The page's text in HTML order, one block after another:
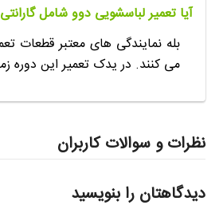
آیا تعمیر لباسشویی دوو شامل
بله نمایندگی های معتبر قطعات
می کنند. در یدک تعمیر این دوره زمانی ۹۰
نظرات و سوالات کاربران
دیدگاهتان را بنویسید